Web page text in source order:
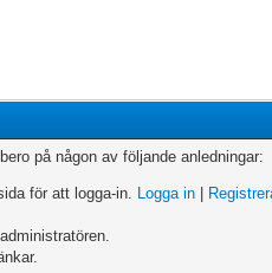
på någon av följande anledningar:
för att logga-in. Logga in